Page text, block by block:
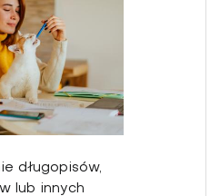
długo­pisów,
lub innych